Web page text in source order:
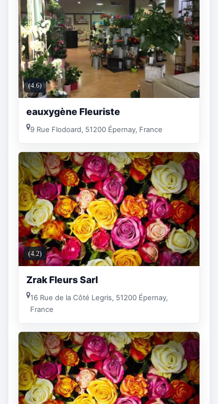
(4.6)
eauxygène Fleuriste
9 Rue Flodoard, 51200 Épernay, France
(4.2)
Zrak Fleurs Sarl
16 Rue de la Côté Legris, 51200 Épernay,
France